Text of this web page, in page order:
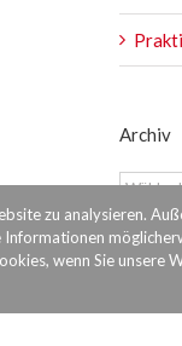
Archiv
Archiv
zu analysieren.
wenn Sie unsere